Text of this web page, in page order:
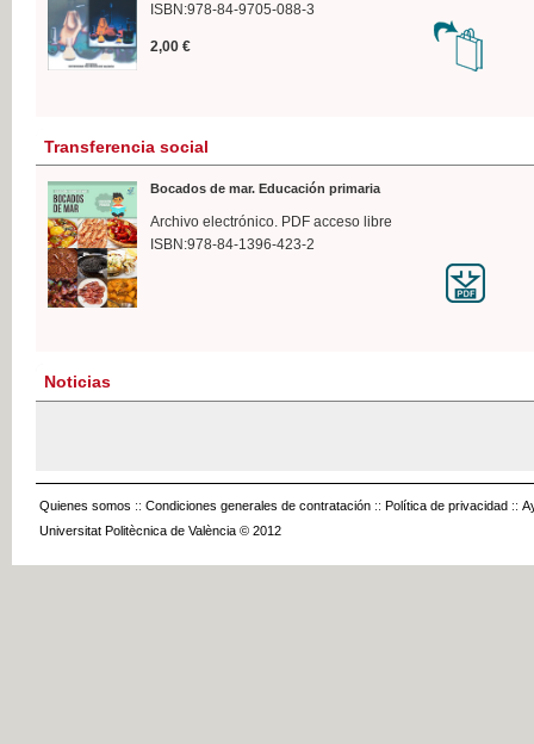
ISBN:978-84-9705-088-3
2,00 €
Transferencia social
Bocados de mar. Educación primaria
Archivo electrónico. PDF acceso libre
ISBN:978-84-1396-423-2
Noticias
Quienes somos :: Condiciones generales de contratación :: Política de privacidad ::
Universitat Politècnica de València © 2012